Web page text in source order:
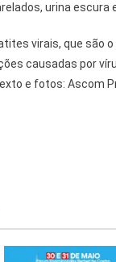
urina escura
virais, que são
causadas por
e fotos: Ascom
Post